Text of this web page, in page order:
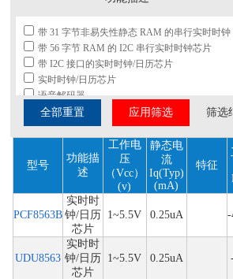
带 31 字节非易失性静态 RAM 的串行实时时钟
带 56 字节 RAM 的 I2C 串行实时时钟芯片
带 I2C 接口的实时时钟/日历芯片
实时时钟/日历芯片
语音解码器
全部重置 应用筛选 筛选
型号
功能描
述
工作电
压
（Vcc）
(v)
静态电
流
Iq(Typ)
(mA)
特征
PCF8563B
实时时
钟/日历
芯片
1~5.5V 0.25uA -
UDU8563
实时时
钟/日历
芯片
1~5.5V 0.25uA